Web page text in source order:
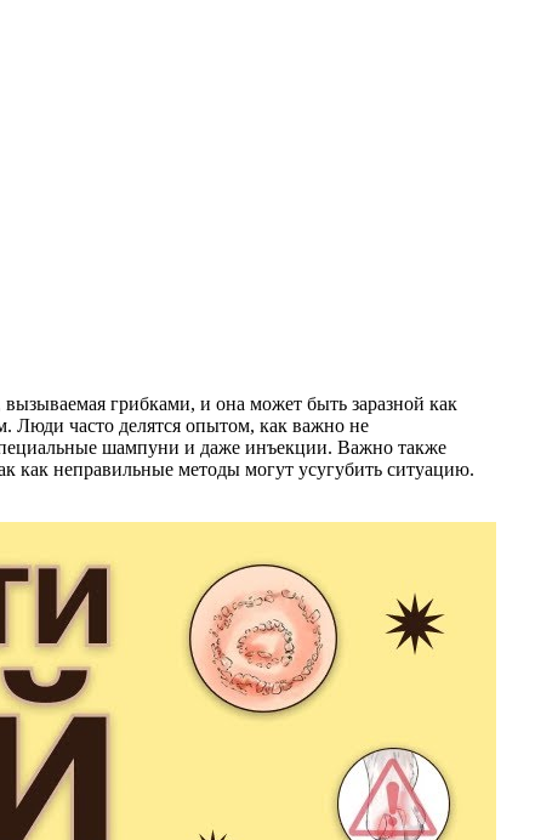
грибками, и она может быть заразной как
Люди часто делятся опытом, как важно не
шампуни и даже инъекции. Важно также
как неправильные методы могут усугубить ситуацию.